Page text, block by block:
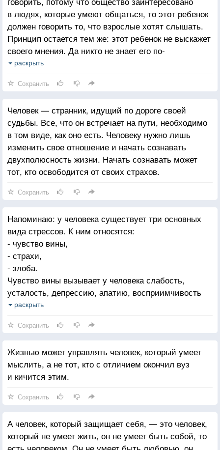
в людях, которые умеют общаться, то этот ребенок
должен говорить то, что взрослые хотят слышать.
Принцип остается тем же: этот ребенок не выскажет
своего мнения. Да никто не знает его по-
настоящему, и чем раньше начинается такое
кто он.
раскрыть
Сохранить
Человек — странник, идущий по дороге своей
судьбы. Все, что он встречает на пути, необходимо
в том виде, как оно есть. Человеку нужно лишь
изменить свое отношение и начать сознавать
двухполюсность жизни. Начать сознавать может
тот, кто освободится от своих страхов.
Сохранить
Напоминаю: у человека существует три основных
вида стрессов. К ним относятся:
- чувство вины,
- страхи,
- злоба.
Чувство вины вызывает у человека слабость,
усталость, депрессию, апатию, восприимчивость
к болезням. Чувство вины расположено в сердце.
чувства вины. Если сердце совершенно здоровое,
то все другие болезни тела исключены. Если есть
какая-нибудь болезнь, то и в сердце наличествуют
незначительные болезненные изменения.
Страхи вызывают напряженность, одеревенелость,
притягивают к себе болезни. Страхи — это
стрессы, входящие через почки. Если почки
совершенно здоровы, то исключено заболевание
других органов.
раскрыть
Сохранить
Жизнью может управлять человек, который умеет
мыслить, а не тот, кто с отличием окончил вуз
и кичится этим.
Сохранить
А человек, который защищает себя, — это человек,
который не умеет жить, он не умеет быть собой, то